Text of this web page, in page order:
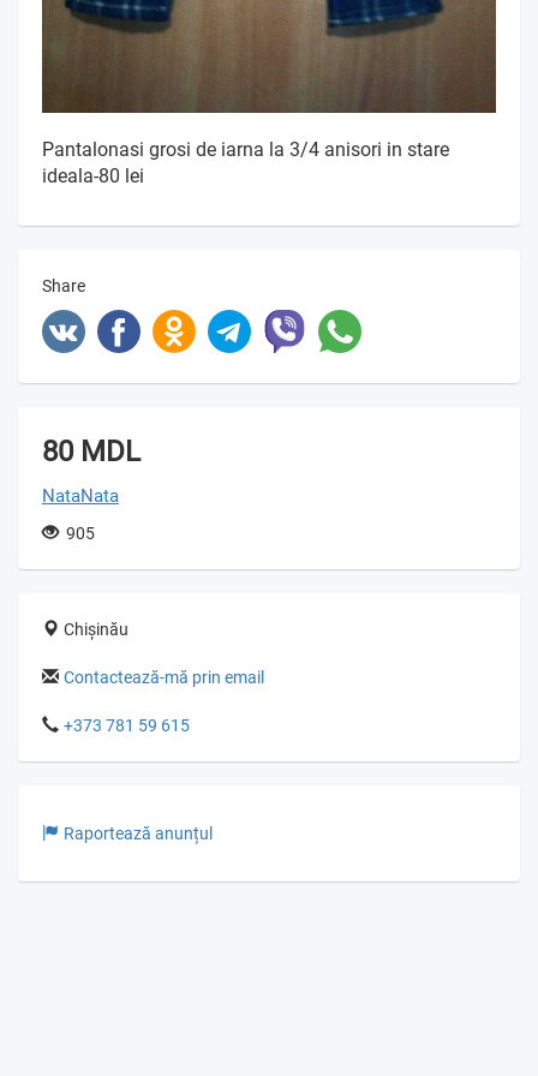
Pantalonasi grosi de iarna la 3/4 anisori in stare
ideala-80 lei
Share
80 MDL
NataNata
905
Chișinău
Contactează-mă prin email
+373 781 59 615
Raportează anunțul